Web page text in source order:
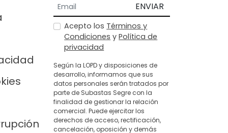
ENVIAR
Acepto los Términos y
Condiciones yPolítica de
privacidad
Según la LOPD y disposiciones de
desarrollo, informamos que sus
datos personales serán tratados por
parte de Subastas Segre con la
finalidad de gestionar la relación
comercial. Puede ejercitar los
derechos de acceso, rectificación,
cancelación, oposición y demás